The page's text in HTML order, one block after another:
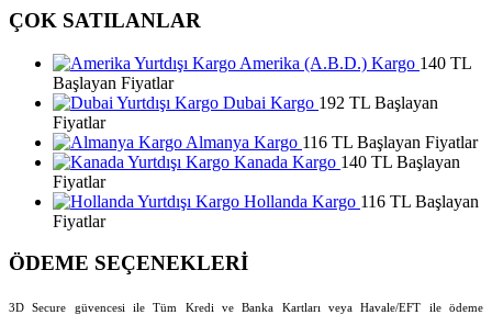
ÇOK SATILANLAR
Amerika (A.B.D.) Kargo 140 TL
Başlayan Fiyatlar
Dubai Kargo 192 TL Başlayan
Fiyatlar
Almanya Kargo 116 TL Başlayan Fiyatlar
Kanada Kargo 140 TL Başlayan
Fiyatlar
Hollanda Kargo 116 TL Başlayan
Fiyatlar
ÖDEME SEÇENEKLERİ
3D Secure güvencesi ile Tüm Kredi ve Banka Kartları veya Havale/EFT ile ödeme